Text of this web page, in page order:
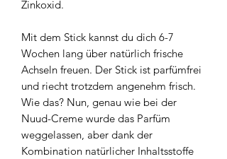
Zinkoxid.
Mit dem Stick kannst du dich 6-7
Wochen lang über natürlich frische
Achseln freuen. Der Stick ist parfümfrei
und riecht trotzdem angenehm frisch.
Wie das? Nun, genau wie bei der
Nuud-Creme wurde das Parfüm
weggelassen, aber dank der
Kombination natürlicher Inhaltsstoffe